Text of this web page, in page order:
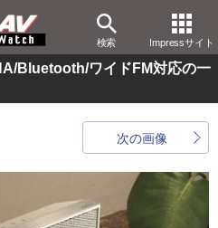
検索 Impressサイト
Bluetooth/ワイドFM対応の一
次の画像